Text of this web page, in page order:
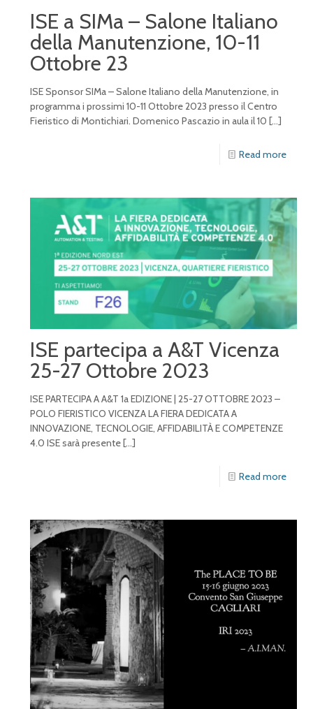
ISE a SIMa – Salone Italiano
della Manutenzione, 10-11
Ottobre 23
ISE Sponsor SIMa – Salone Italiano della Manutenzione, in
programma i prossimi 10-11 Ottobre 2023 presso il Centro
Fieristico di Montichiari. Domenico Pascazio in aula il 10 […]
Read more
ISE partecipa a A&T Vicenza
25-27 Ottobre 2023
ISE PARTECIPA A A&T 1a EDIZIONE | 25-27 OTTOBRE 2023 –
POLO FIERISTICO VICENZA LA FIERA DEDICATA A
INNOVAZIONE, TECNOLOGIE, AFFIDABILITÀ E COMPETENZE
4.0 ISE sarà presente[…]
Read more